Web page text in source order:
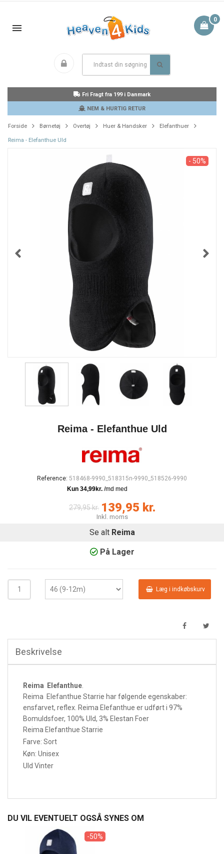
0
Fri Fragt fra 199 i Danmark
NEM & HURTIG RETUR
Forside Børnetøj Overtøj Huer & Handsker Elefanthuer
Reima - Elefanthue Uld
- 50%
Reima - Elefanthue Uld
Reference: 518468-9990_518315n-9990_518526-9990
279,95 kr. 139,95 kr.
Inkl. moms
Se alt Reima
På Lager
Læg i indkøbskurv
Beskrivelse
Reima Elefanthue.
Reima Elefanthue Starrie har følgende egenskaber:
ensfarvet, reflex. Reima Elefanthue er udført i 97%
Bomuldsfoer, 100% Uld, 3% Elestan Foer
Reima Elefanthue Starrie
Farve: Sort
Køn: Unisex
Uld Vinter
DU VIL EVENTUELT OGSÅ SYNES OM
-50%